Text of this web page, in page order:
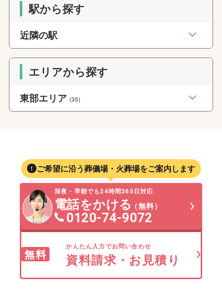
駅から探す
近隣の駅
エリアから探す
東部エリア(35)
ご希望に沿う葬儀場・火葬場をご案内します
深夜・早朝でも24時間365日対応
電話をかける（無料）
0120-74-9072
無料
かんたん入力でお問い合わせ
資料請求・お見積り